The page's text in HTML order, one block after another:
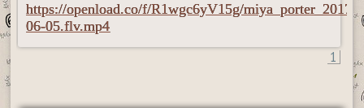
https://openload.co/f/R1wgc6yV15g/miya_porter_2017-
06-05.flv.mp4
1